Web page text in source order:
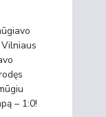
– 1:0!